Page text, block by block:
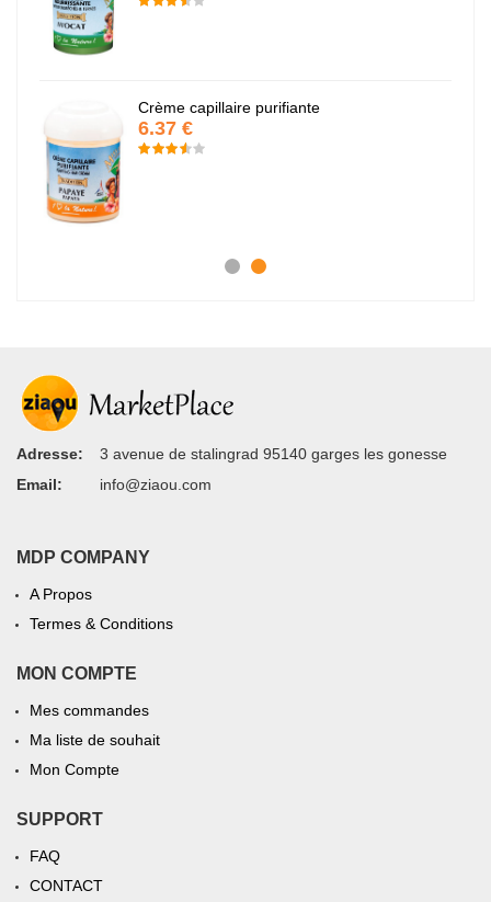
Crème capillaire purifiante
6.37 €
Adresse:
3 avenue de stalingrad 95140 garges les gonesse
Email:
info@ziaou.com
MDP COMPANY
A Propos
Termes & Conditions
MON COMPTE
Mes commandes
Ma liste de souhait
Mon Compte
SUPPORT
FAQ
CONTACT